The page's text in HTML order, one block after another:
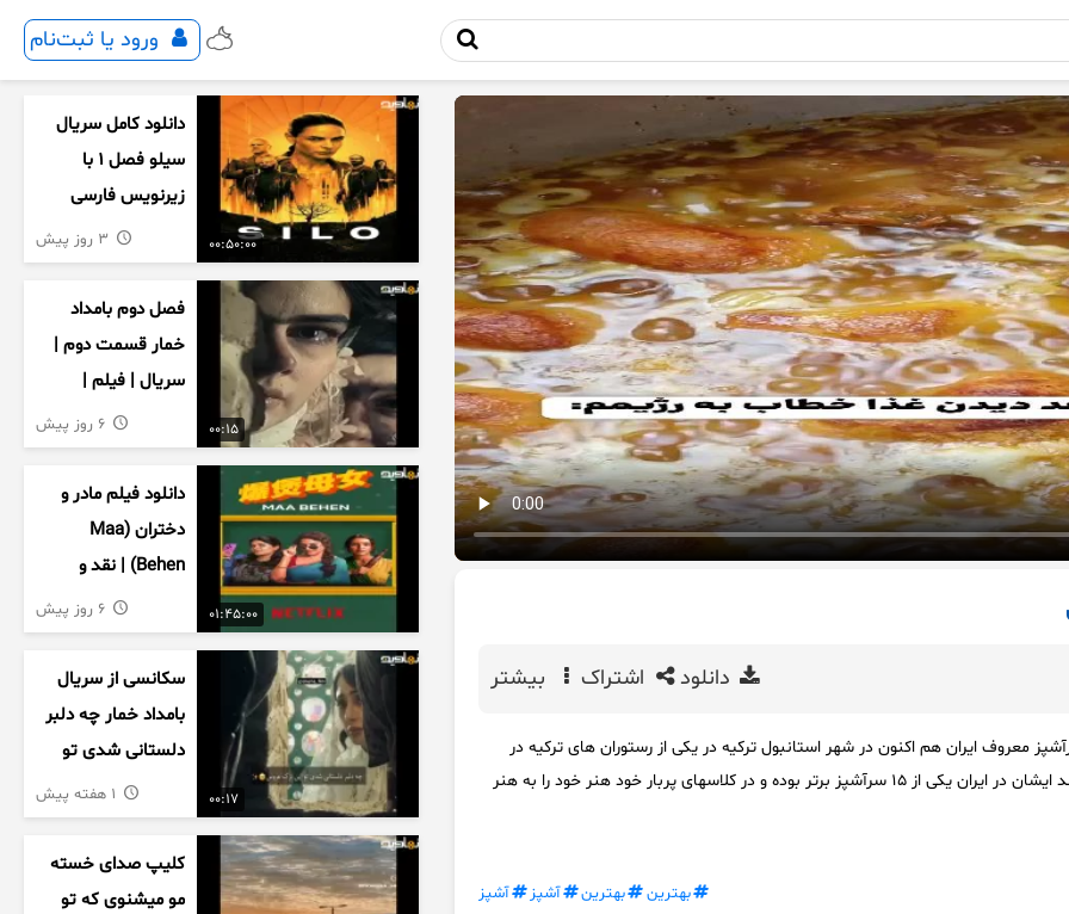
ورود یا ثبت‌نام
دانلود اشتراک بیشتر
معروف ایران هم اکنون در شهر استانبول ترکیه در یکی از رستوران های ترکیه در
سمت شف ایفای نقش می‌کند ایشان در ایران یکی از ۱۵ سرآشپز برتر بوده و در کلاسهای پربار خود هنر خود را به هنر
بهترین بهترین آشپز آشپز
00:50:00
دانلود کامل سریال
سیلو فصل ۱ با
زیرنویس فارسی
00:15
فصل دوم بامداد
خمار قسمت دوم |
سریال | فیلم |
نمایش خانگی |
محبوبه | سینمایی
01:45:00
دانلود فیلم مادر و
دختران (Maa
Behen) | نقد و
بررسی درام خانوادگی
هندی
00:17
سکانسی از سریال
بامداد خمار چه دلبر
دلستانی شدی تو
این بزک عروس..
کلیپ صدای خسته
مو میشنوی که تو